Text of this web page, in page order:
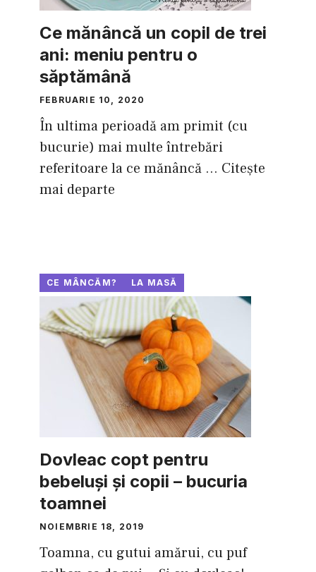
Ce mănâncă un copil de trei
ani: meniu pentru o
săptămână
FEBRUARIE 10, 2020
În ultima perioadă am primit (cu
bucurie) mai multe întrebări
referitoare la ce mănâncă ... Citește
mai departe
CE MÂNCĂM? LA MASĂ
Dovleac copt pentru
bebeluşi şi copii – bucuria
toamnei
NOIEMBRIE 18, 2019
Toamna, cu gutui amărui, cu puf